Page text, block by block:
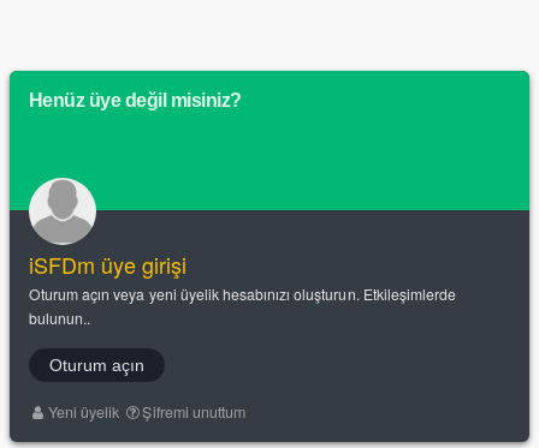
Henüz üye değil misiniz?
iSFDm üye girişi
Oturum açın veya yeni üyelik hesabınızı oluşturun. Etkileşimlerde
bulunun..
Oturum açın
Yeni üyelik Şifremi unuttum